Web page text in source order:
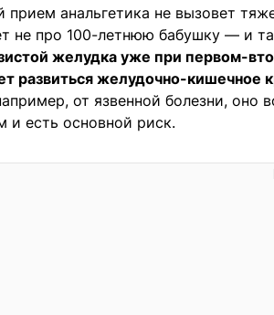
прием анальгетика не вызовет
не про 100-летнюю бабушку — и
желудка уже при первом-
развиться желудочно-кишечное
от язвенной болезни, оно
и есть основной риск.